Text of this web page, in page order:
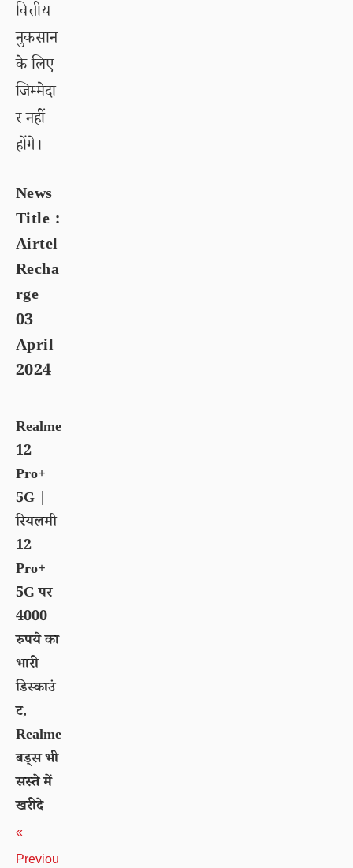
वित्तीय
नुकसान
के लिए
जिम्मेदा
र नहीं
होंगे।
News
Title :
Airtel
Recha
rge
03
April
2024
Realme
12
Pro+
5G |
रियलमी
12
Pro+
5G पर
4000
रुपये का
भारी
डिस्काउं
ट,
Realme
बड्स भी
सस्ते में
खरीदे
«
Previou